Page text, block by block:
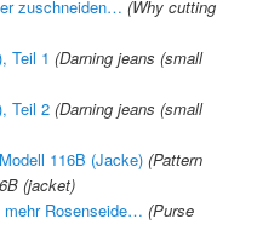
zuschneiden… (Why cutting
Teil 1 (Darning jeans (small
Teil 2 (Darning jeans (small
116B (Jacke) (Pattern
(jacket)
mehr Rosenseide… (Purse